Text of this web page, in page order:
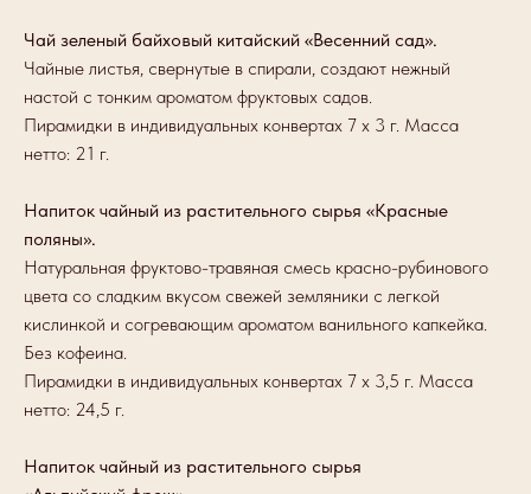
Чай зеленый байховый китайский «Весенний сад».
Чайные листья, свернутые в спирали, создают нежный
настой с тонким ароматом фруктовых садов.
Пирамидки в индивидуальных конвертах 7 х 3 г. Масса
нетто: 21 г.
Напиток чайный из растительного сырья «Красные
поляны».
Натуральная фруктово-травяная смесь красно-рубинового
цвета со сладким вкусом свежей земляники с легкой
кислинкой и согревающим ароматом ванильного капкейка.
Без кофеина.
Пирамидки в индивидуальных конвертах 7 х 3,5 г. Масса
нетто: 24,5 г.
Напиток чайный из растительного сырья